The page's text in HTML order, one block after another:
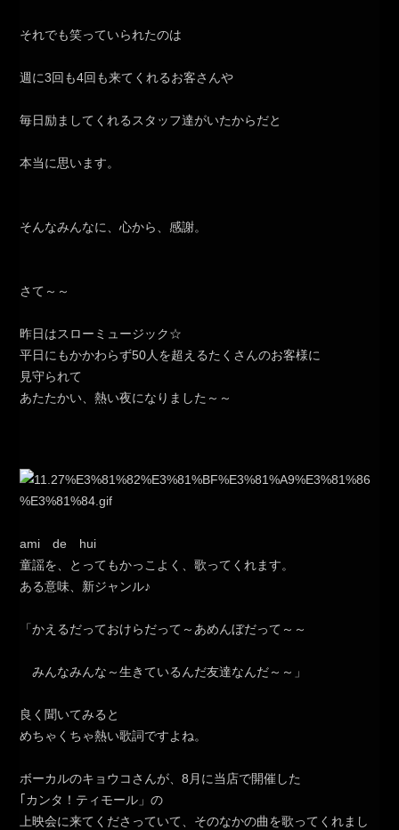
それでも笑っていられたのは
週に3回も4回も来てくれるお客さんや
毎日励ましてくれるスタッフ達がいたからだと
本当に思います。
そんなみんなに、心から、感謝。
さて～～
昨日はスローミュージック☆
平日にもかかわらず50人を超えるたくさんのお客様に
見守られて
あたたかい、熱い夜になりました～～
ami de hui
童謡を、とってもかっこよく、歌ってくれます。
ある意味、新ジャンル♪
「かえるだっておけらだって～あめんぼだって～～
みんなみんな～生きているんだ友達なんだ～～」
良く聞いてみると
めちゃくちゃ熱い歌詞ですよね。
ボーカルのキョウコさんが、8月に当店で開催した
｢カンタ！ティモール」の
上映会に来てくださっていて、そのなかの曲を歌ってくれまし